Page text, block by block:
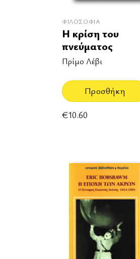
ΦΙΛΟΣΟΦΊΑ
Η κρίση του
πνεύματος
Πρίμο Λέβι
Προσθήκη
€10.60